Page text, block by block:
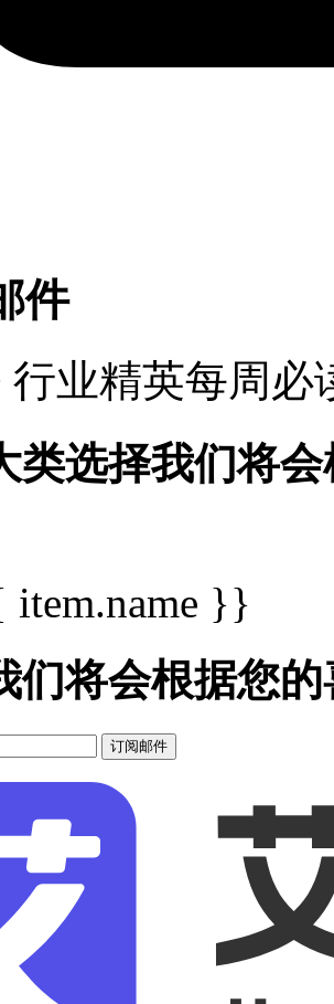
件
行业精英每周
类选择我们将
}}
们将会根据您
订阅邮件